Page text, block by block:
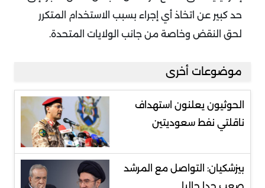
حد كبير عن اتخاذ أي إجراء بسبب الاستخدام المتكرر
لحق النقض وخاصة من جانب الولايات المتحدة.
موضوعات أخرى
الحوثيون يعلنون استهداف
ناقلتي نفط سعوديتين
بيزشكيان: التواصل مع المرشد
صعب جدا حاليا